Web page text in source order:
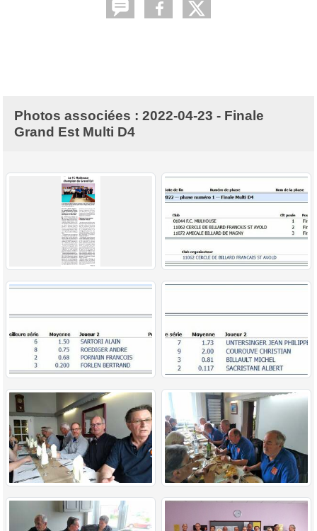
Photos associées : 2022-04-23 - Finale
Grand Est Multi D4